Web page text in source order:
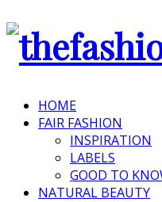
HOME
FAIR FASHION
INSPIRATION
LABELS
GOOD TO
NATURAL BEAUTY